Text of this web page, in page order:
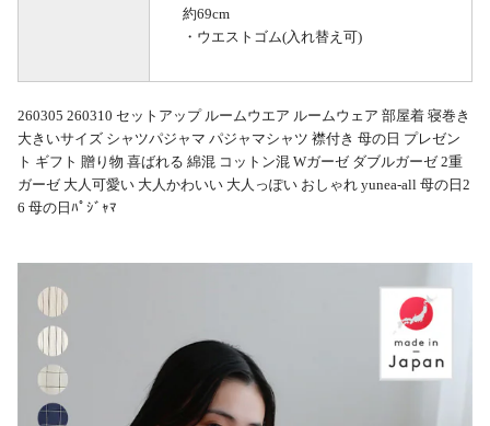
約69cm
・ウエストゴム(入れ替え可)
260305 260310 セットアップ ルームウエア ルームウェア 部屋着 寝巻き
大きいサイズ シャツパジャマ パジャマシャツ 襟付き 母の日 プレゼン
ト ギフト 贈り物 喜ばれる 綿混 コットン混 Wガーゼ ダブルガーゼ 2重
ガーゼ 大人可愛い 大人かわいい 大人っぽい おしゃれ yunea-all 母の日2
6 母の日ﾊﾟｼﾞｬﾏ